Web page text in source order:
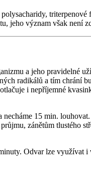
jeho význam však není
a jeho pravidelné
radikálů a tím chrání
i nepříjemné
15 min.
zánětům tlustého
Odvar lze